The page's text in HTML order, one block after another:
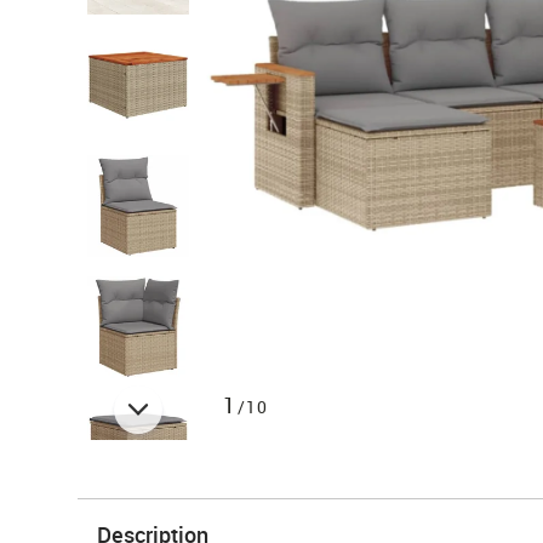
1 /10
Description